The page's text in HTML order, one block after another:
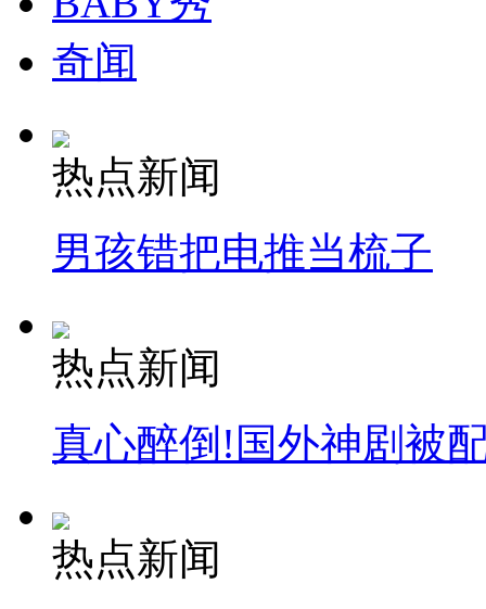
奇闻
热点新闻
男孩错把电推当梳子
热点新闻
真心醉倒!国外神剧被
热点新闻